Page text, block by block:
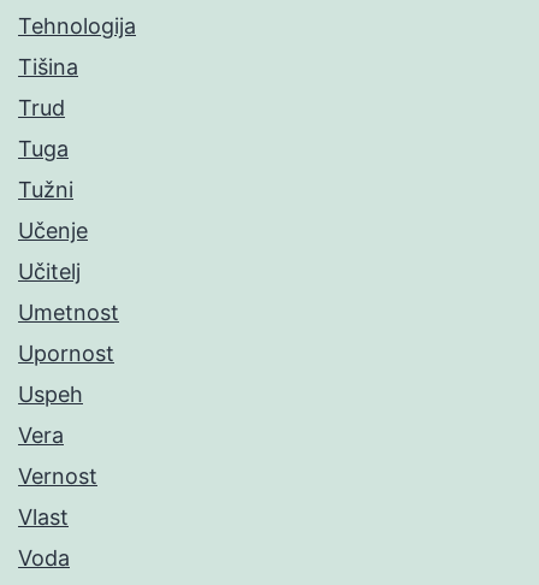
Tehnologija
Tišina
Trud
Tuga
Tužni
Učenje
Učitelj
Umetnost
Upornost
Uspeh
Vera
Vernost
Vlast
Voda